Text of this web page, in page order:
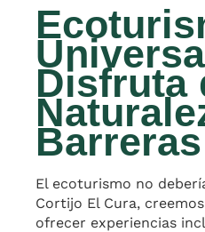
Disfruta
Barreras
El ecoturismo no
Cortijo El Cura,
ofrecer experiencias